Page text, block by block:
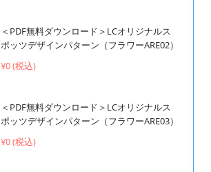
＜PDF無料ダウンロード＞LCオリジナルス
ポッツデザインパターン（フラワーARE02）
¥0 (税込)
＜PDF無料ダウンロード＞LCオリジナルス
ポッツデザインパターン（フラワーARE03）
¥0 (税込)